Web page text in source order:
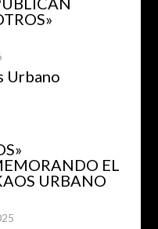
Urbano
EL
URBANO